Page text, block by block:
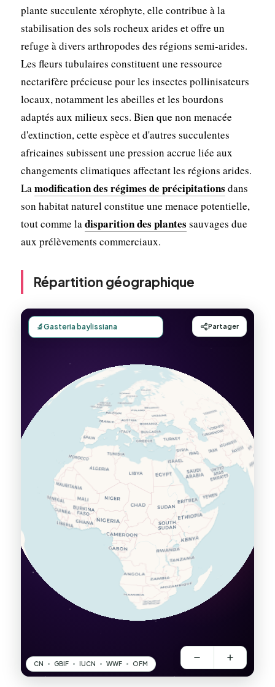
plante succulente xérophyte, elle contribue à la
stabilisation des sols rocheux arides et offre un
refuge à divers arthropodes des régions semi-arides.
Les fleurs tubulaires constituent une ressource
nectarifère précieuse pour les insectes pollinisateurs
locaux, notamment les abeilles et les bourdons
adaptés aux milieux secs. Bien que non menacée
d'extinction, cette espèce et d'autres succulentes
africaines subissent une pression accrue liée aux
changements climatiques affectant les régions arides.
Lamodification des régimes de précipitations dans
son habitat naturel constitue une menace potentielle,
tout comme ladisparition des plantes sauvages due
aux prélèvements commerciaux.
Répartition géographique